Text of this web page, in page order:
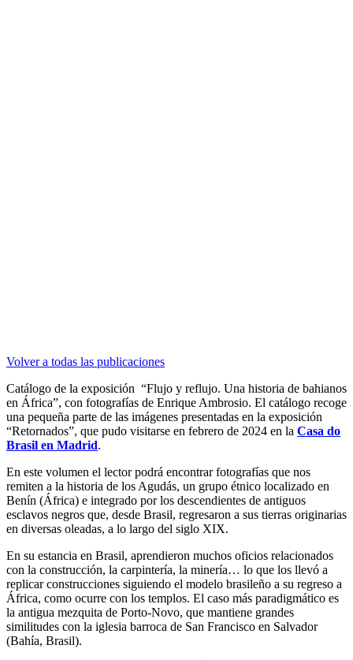
Volver a todas las publicaciones
Catálogo de la exposición “Flujo y reflujo. Una historia de bahianos
en África”, con fotografías de Enrique Ambrosio. El catálogo recoge
una pequeña parte de las imágenes presentadas en la exposición
“Retornados”, que pudo visitarse en febrero de 2024 en la Casa do
Brasil en Madrid.
En este volumen el lector podrá encontrar fotografías que nos
remiten a la historia de los Agudás, un grupo étnico localizado en
Benín (África) e integrado por los descendientes de antiguos
esclavos negros que, desde Brasil, regresaron a sus tierras originarias
en diversas oleadas, a lo largo del siglo XIX.
En su estancia en Brasil, aprendieron muchos oficios relacionados
con la construcción, la carpintería, la minería… lo que los llevó a
replicar construcciones siguiendo el modelo brasileño a su regreso a
África, como ocurre con los templos. El caso más paradigmático es
la antigua mezquita de Porto-Novo, que mantiene grandes
similitudes con la iglesia barroca de San Francisco en Salvador
(Bahía, Brasil).